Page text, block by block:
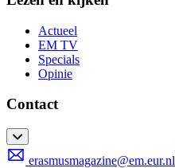
Actueel
EM TV
Specials
Opinie
Contact
erasmusmagazine@em.eur.nl